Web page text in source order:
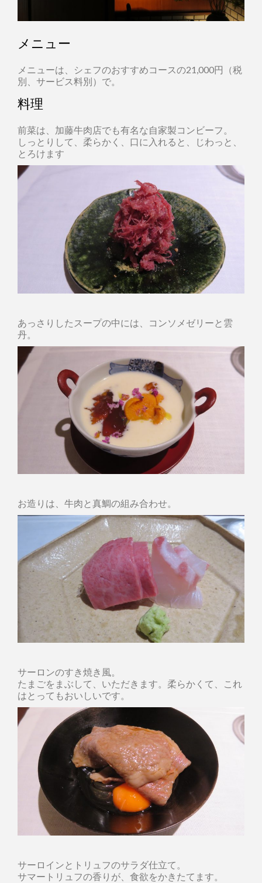
メニュー
メニューは、シェフのおすすめコースの21,000円（税
別、サービス料別）で。
料理
前菜は、加藤牛肉店でも有名な自家製コンビーフ。
しっとりして、柔らかく、口に入れると、じわっと、
とろけます
あっさりしたスープの中には、コンソメゼリーと雲
丹。
お造りは、牛肉と真鯛の組み合わせ。
サーロンのすき焼き風。
たまごをまぶして、いただきます。柔らかくて、これ
はとってもおいしいです。
サーロインとトリュフのサラダ仕立て。
サマートリュフの香りが、食欲をかきたてます。